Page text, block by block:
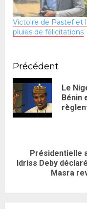
Victoire de Pastef et
pluies de félicitations
Précédent
Le
Bénin
Présidentielle
Idriss Deby
Masra